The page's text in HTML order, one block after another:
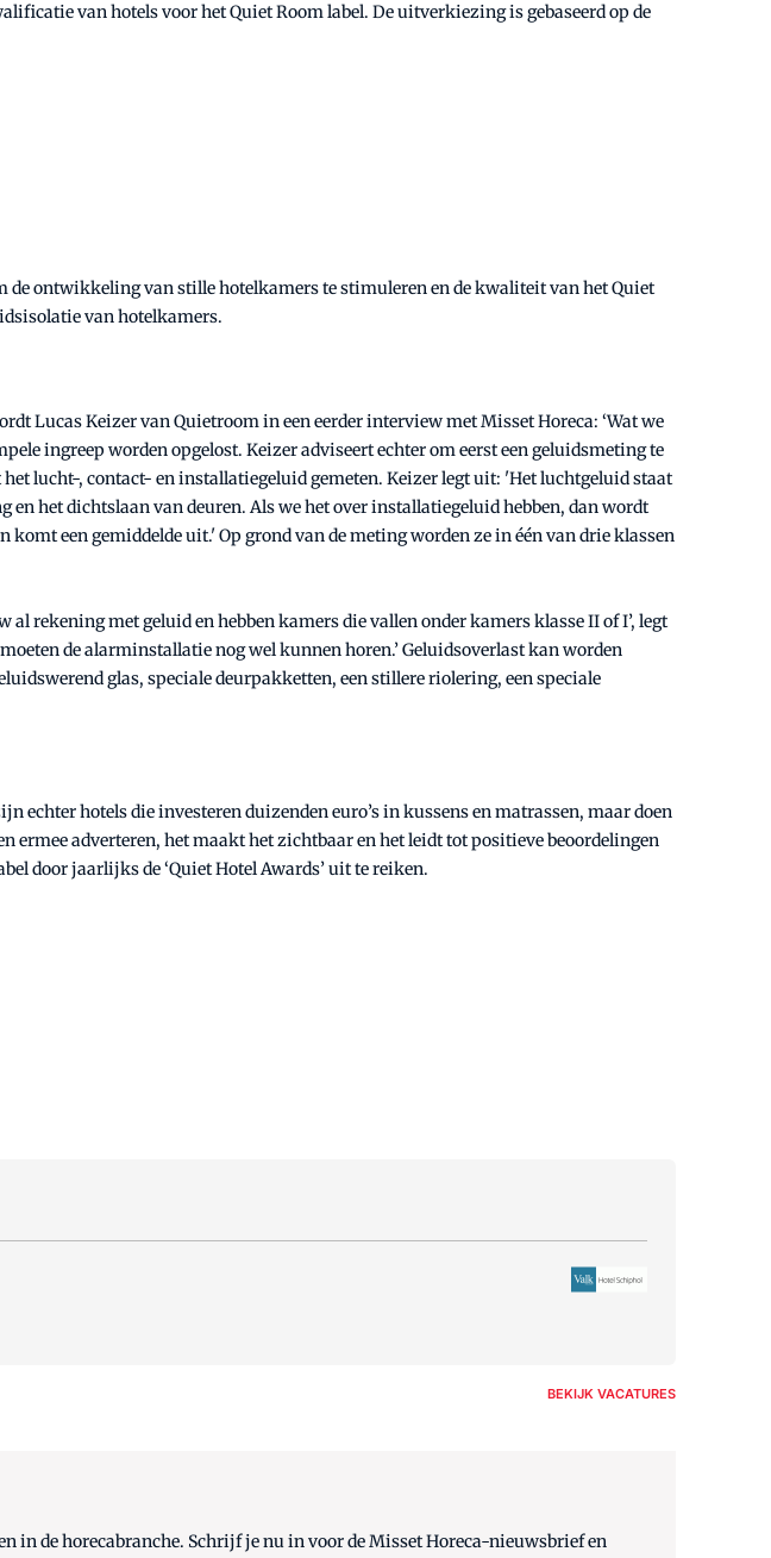
van hotels voor het Quiet Room label. De uitverkiezing is gebaseerd op de
ontwikkeling van stille hotelkamers te stimuleren en de kwaliteit van het Quiet
van hotelkamers.
Lucas Keizer van Quietroom in een eerder interview met Misset Horeca: ‘Wat we
ingreep worden opgelost. Keizer adviseert echter om eerst een geluidsmeting te
lucht-, contact- en installatiegeluid gemeten. Keizer legt uit: 'Het luchtgeluid staat
het dichtslaan van deuren. Als we het over installatiegeluid hebben, dan wordt
een gemiddelde uit.' Op grond van de meting worden ze in één van drie klassen
rekening met geluid en hebben kamers die vallen onder kamers klasse II of I’, legt
de alarminstallatie nog wel kunnen horen.’ Geluidsoverlast kan worden
glas, speciale deurpakketten, een stillere riolering, een speciale
echter hotels die investeren duizenden euro’s in kussens en matrassen, maar doen
ermee adverteren, het maakt het zichtbaar en het leidt tot positieve beoordelingen
door jaarlijks de ‘Quiet Hotel Awards’ uit te reiken.
BEKIJK VACATURES
in de horecabranche. Schrijf je nu in voor de Misset Horeca-nieuwsbrief en